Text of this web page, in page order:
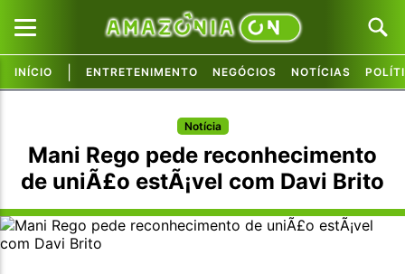
INÍCIO ENTRETENIMENTO NEGÓCIOS NOTÍCIAS
Notícia
Mani Rego pede reconhecimento
de uniÃ£o estÃ¡vel com Davi Brito